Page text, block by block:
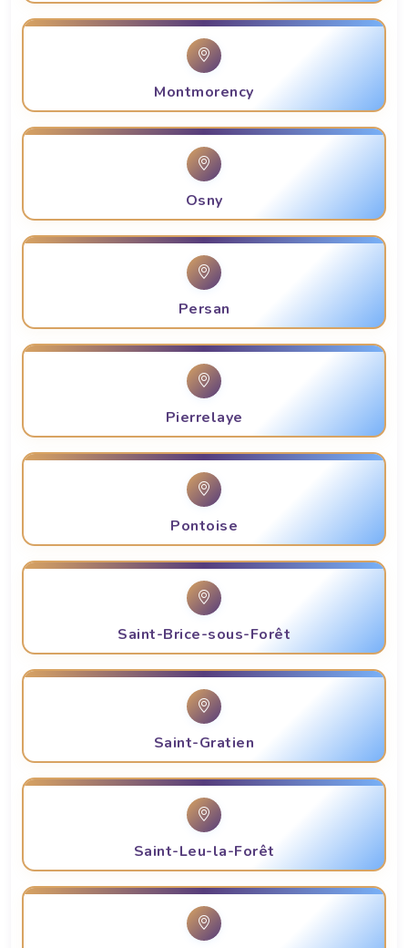
Montmorency
Osny
Persan
Pierrelaye
Pontoise
Saint-Brice-sous-Forêt
Saint-Gratien
Saint-Leu-la-Forêt